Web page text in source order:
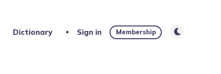
Dictionary Sign in Membership